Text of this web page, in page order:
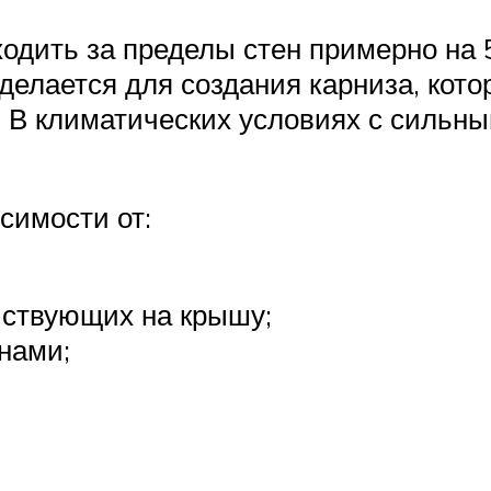
за пределы стен примерно
для создания карниза,
климатических условиях с
от:
на крышу;